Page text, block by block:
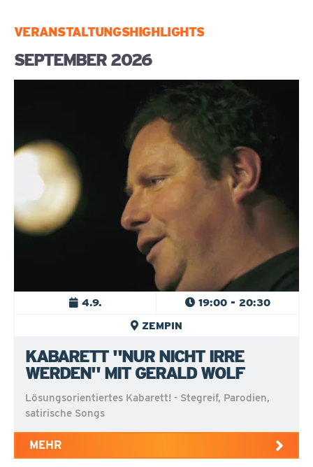
VERANSTALTUNGSHIGHLIGHTS
SEPTEMBER 2026
4.9.
19:00 - 20:30
ZEMPIN
KABARETT "NUR NICHT IRRE
WERDEN" MIT GERALD WOLF
Lösungsorientiertes Kabarett! - Stegreif, Parodien,
satirische Songs
MEHR